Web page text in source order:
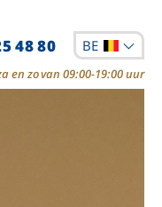
48 80 BE
en zo van 09:00-19:00 uur